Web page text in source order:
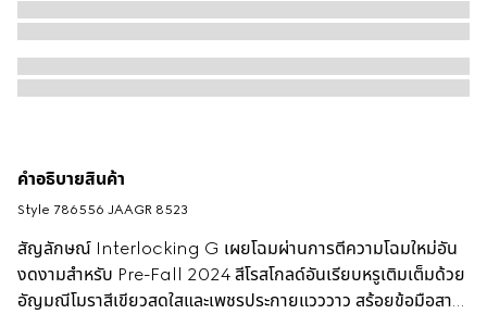
คำอธิบายสินค้า
Style ‎786556 JAAGR 8523
สัญลักษณ์ Interlocking G เผยโฉมผ่านการตีความโฉมใหม่อัน
งดงามสำหรับ Pre-Fall 2024 สีโรสโกลด์อันเรียบหรูเติมเต็มด้วย
อัญมณีโมราสีเขียวสดใสและเพชรประกายแวววาว สร้อยข้อมือสาย